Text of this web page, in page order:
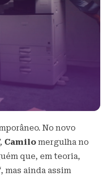
No novo
Camilo mergulha no
que, em teoria,
mas ainda assim